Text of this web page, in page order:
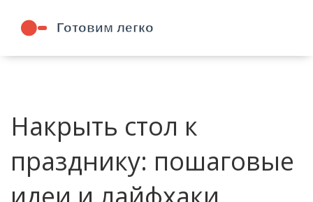
Накрыть стол к
празднику: пошаговые